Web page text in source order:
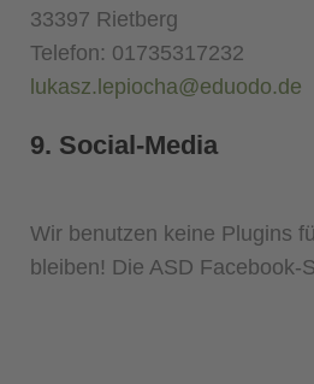
33397 Rietberg
Telefon: 01735317232
lukasz.lepiocha@eduodo.de
9. Social-Media
Wir benutzen keine Plugins
bleiben! Die ASD